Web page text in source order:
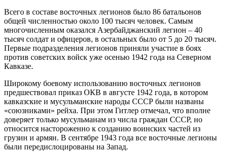
Всего в составе восточных легионов было 86 батальонов
общей численностью около 100 тысяч человек. Самым
многочисленным оказался Азербайджанский легион – 40
тысяч солдат и офицеров, в остальных было от 5 до 20 тысяч.
Первые подразделения легионов приняли участие в боях
против советских войск уже осенью 1942 года на Северном
Кавказе.
Широкому боевому использованию восточных легионов
предшествовал приказ ОКВ в августе 1942 года, в котором
кавказские и мусульманские народы СССР были названы
«союзниками» рейха. При этом Гитлер отмечал, что вполне
доверяет только мусульманам из числа граждан СССР, но
относится настороженно к созданию воинских частей из
грузин и армян. В сентябре 1943 года все восточные легионы
были передислоцированы на Запад.